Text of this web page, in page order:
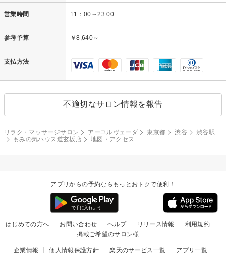
営業時間 11：00～23:00
参考予算 ￥8,640～
支払方法
不適切なサロン情報を報告
リラク・マッサージサロン アーユルヴェーダ 東京都 渋谷
渋谷駅
もみの気ハウス道玄坂店
地図・アクセス
アプリからの予約ならもっとおトクで便利！
はじめての方へ お問い合わせ ヘルプ リリース情報
利用規約
掲載ご希望のサロン様
企業情報 個人情報保護方針 楽天のサービス一覧 アプリ一覧